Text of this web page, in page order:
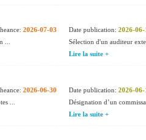
2026-07-03
...
Date publication: 2026-06-
Sélection d'un auditeur
Lire la suite +
2026-06-30
...
Date publication: 2026-06-
Désignation d’un
Lire la suite +